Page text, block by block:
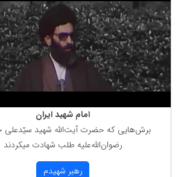
امام شهید ایران
برش‌هایی كه حضرت آیت‌الله شهید سیّدعلی
رضوان‌الله‌علیه طلب شهادت میكردند
رهبر شهیدم